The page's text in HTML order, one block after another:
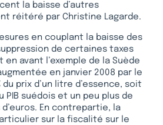
la baisse d’autres
réitéré par Christine Lagarde.
en couplant la baisse des
de certaines taxes
avant l’exemple de la Suède
en janvier 2008 par le
prix d’un litre d’essence, soit
PIB suédois et un peu plus de
En contrepartie, la
sur la fiscalité sur le